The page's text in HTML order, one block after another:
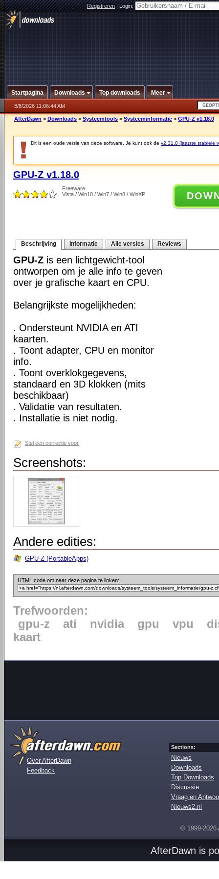
Registreren|Login:
Startpagina Downloads Top downloads Meer
8/8/2026 11:06:44 AM
AfterDawn > Downloads > Systeemtools > Systeeminformatie > GPU-Z v1.18.0
Dit is een oude versie van deze software. Je kunt ook de v2.31.0 (laatste stabiele
GPU-Z v1.18.0
Freeware
Vista / Win10 / Win7 / Win8 / WinXP
Beschrijving Informatie Alle versies Reviews
GPU-Z is een lichtgewicht-tool
ontworpen om je alle info te geven
over je grafische kaart en CPU.
Belangrijkste mogelijkheden:
. Ondersteunt NVIDIA en ATI
kaarten.
. Toont adapter, CPU en monitor
info.
. Toont overklokgegevens,
standaard en 3D klokken (mits
beschikbaar)
. Validatie van resultaten.
. Installatie is niet nodig.
Stel een correctie voor
Screenshots:
Andere edities:
GPU-Z (PortableApps)
HTML code om naar deze pagina te linken:
Trefwoorden:
gpu-z
ati nvidia gpu vpu
kaart
Over AfterDawn
Feedback
Sections:
Nieuws
Downloads
Top Downloads
Discussie
Vraag en
Nieuws2.nl
© 1999-2026
AfterDawn is